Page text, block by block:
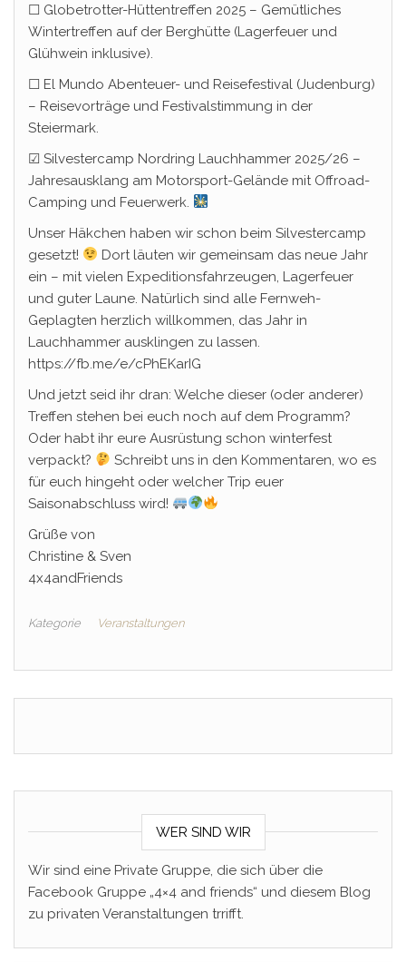
☐ Globetrotter-Hüttentreffen 2025 – Gemütliches
Wintertreffen auf der Berghütte (Lagerfeuer und
Glühwein inklusive).
☐ El Mundo Abenteuer- und Reisefestival (Judenburg)
– Reisevorträge und Festivalstimmung in der
Steiermark.
☑ Silvestercamp Nordring Lauchhammer 2025/26 –
Jahresausklang am Motorsport-Gelände mit Offroad-
Camping und Feuerwerk.
Unser Häkchen haben wir schon beim Silvestercamp
gesetzt!
Dort läuten wir gemeinsam das neue Jahr
ein – mit vielen Expeditionsfahrzeugen, Lagerfeuer
und guter Laune. Natürlich sind alle Fernweh-
Geplagten herzlich willkommen, das Jahr in
Lauchhammer ausklingen zu lassen.
https://fb.me/e/cPhEKarIG
Und jetzt seid ihr dran: Welche dieser (oder anderer)
Treffen stehen bei euch noch auf dem Programm?
Oder habt ihr eure Ausrüstung schon winterfest
verpackt?
Schreibt uns in den Kommentaren, wo es
für euch hingeht oder welcher Trip euer
Saisonabschluss wird!
Grüße von
Christine & Sven
4x4andFriends
Kategorie Veranstaltungen
WER SIND WIR
Wir sind eine Private Gruppe, die sich über die
Facebook Gruppe „4×4 and friends“ und diesem Blog
zu privaten Veranstaltungen trrifft.